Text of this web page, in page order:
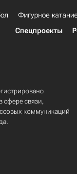
Фигурное
Спецпроекты
сфере связи,
коммуникаций